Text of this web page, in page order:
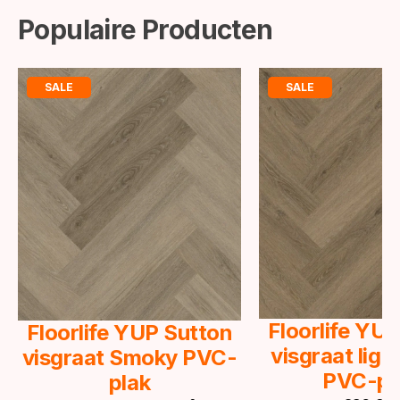
Populaire Producten
SALE
Floorlife YUP Sutton
visgraat Smoky PVC-
plak
SALE
Floorlife
visgraat
PVC-